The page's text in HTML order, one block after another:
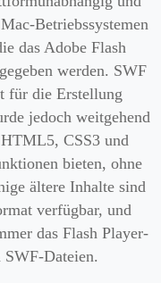
Betriebssystemen
das Adobe Flash
werden. SWF
für die Erstellung
jedoch weitgehend
CSS3 und
bieten, ohne
ältere Inhalte sind
verfügbar, und
das Flash Player-
Dateien.